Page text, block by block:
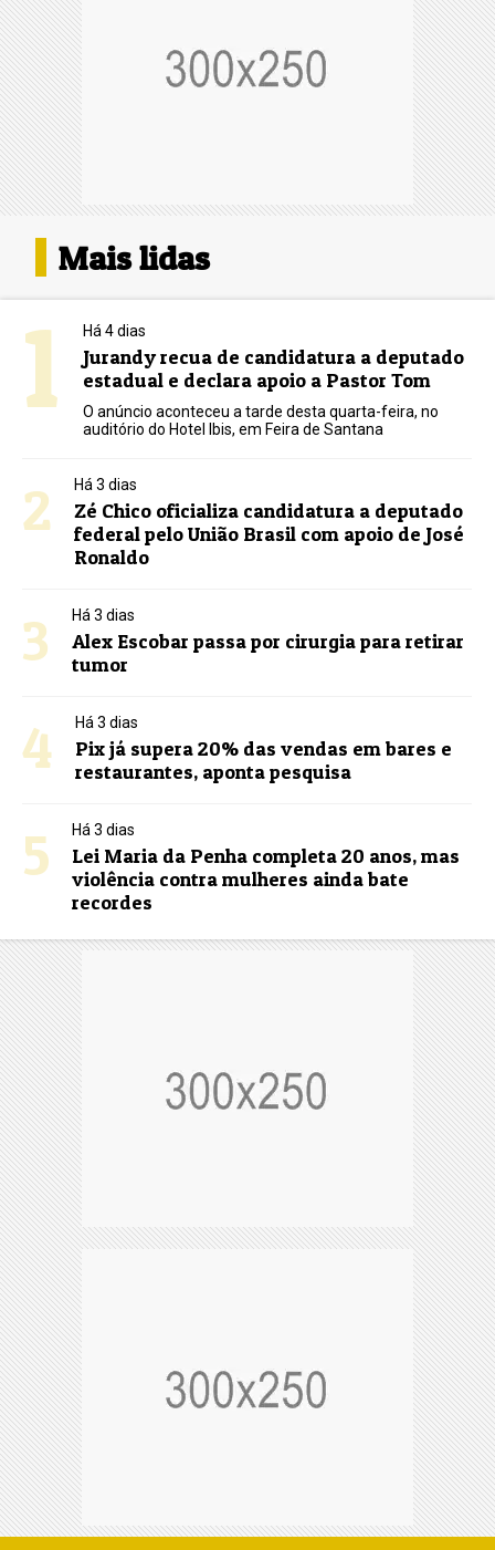
Mais lidas
1 Há 4 dias
Jurandy recua de candidatura a deputado
estadual e declara apoio a Pastor Tom
O anúncio aconteceu a tarde desta quarta-feira, no
auditório do Hotel Ibis, em Feira de Santana
2 Há 3 dias
Zé Chico oficializa candidatura a deputado
federal pelo União Brasil com apoio de José
Ronaldo
3 Há 3 dias
Alex Escobar passa por cirurgia para retirar
tumor
4 Há 3 dias
Pix já supera 20% das vendas em bares e
restaurantes, aponta pesquisa
5 Há 3 dias
Lei Maria da Penha completa 20 anos, mas
violência contra mulheres ainda bate
recordes